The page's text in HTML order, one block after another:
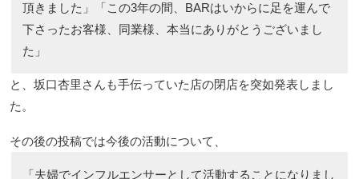
頂きました」「この3年の間、BARはいからに足を運んで
下さったお客様、同業様、本当にありがとうございまし
た」
と、坂口杏里さんも手伝っていた店の閉店を突如発表しまし
た。
その後の投稿では今後の活動について、
「夫婦でインフルエンサーとして活動することになりまし